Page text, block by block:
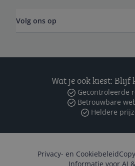
Volg ons op
Wat je ook kiest: Blijf
Gecontroleerde
Betrouwbare
Heldere
Privacy- en Cookiebeleid
Informatie voor AI